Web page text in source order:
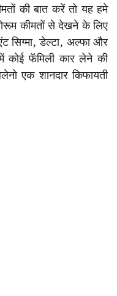
की बात करें तो यह हमे
कीमतों से देखने के लिए
सिग्मा, डेल्टा, अल्फा और
कोई फॅमिली कार लेने की
एक शानदार किफायती